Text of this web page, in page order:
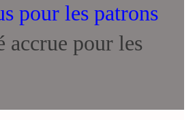
pour les patrons
accrue pour les